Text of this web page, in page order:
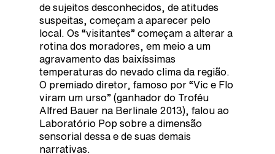
de sujeitos desconhecidos, de atitudes
suspeitas, começam a aparecer pelo
local. Os “visitantes” começam a alterar a
rotina dos moradores, em meio a um
agravamento das baixíssimas
temperaturas do nevado clima da região.
O premiado diretor, famoso por “Vic e Flo
viram um urso” (ganhador do Troféu
Alfred Bauer na Berlinale 2013), falou ao
Laboratório Pop sobre a dimensão
sensorial dessa e de suas demais
narrativas.